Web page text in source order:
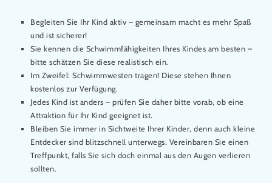
Begleiten Sie Ihr Kind aktiv – gemeinsam macht es mehr Spaß
und ist sicherer!
Sie kennen die Schwimmfähigkeiten Ihres Kindes am besten –
bitte schätzen Sie diese realistisch ein.
Im Zweifel: Schwimmwesten tragen! Diese stehen Ihnen
kostenlos zur Verfügung.
Jedes Kind ist anders – prüfen Sie daher bitte vorab, ob eine
Attraktion für Ihr Kind geeignet ist.
Bleiben Sie immer in Sichtweite Ihrer Kinder, denn auch kleine
Entdecker sind blitzschnell unterwegs. Vereinbaren Sie einen
Treffpunkt, falls Sie sich doch einmal aus den Augen verlieren
sollten.